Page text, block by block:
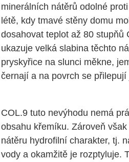
minerálních nátěrů odolné
létě, kdy tmavé stěny domu
dosahovat teplot až 80 stupňů
ukazuje velká slabina těchto
pryskyřice na slunci měkne,
černají a na povrch se
COL.9 tuto nevýhodu nemá
obsahu křemíku. Zároveň
nátěru hydrofilní charakter, tj.
vody a okamžitě je rozptyluje.